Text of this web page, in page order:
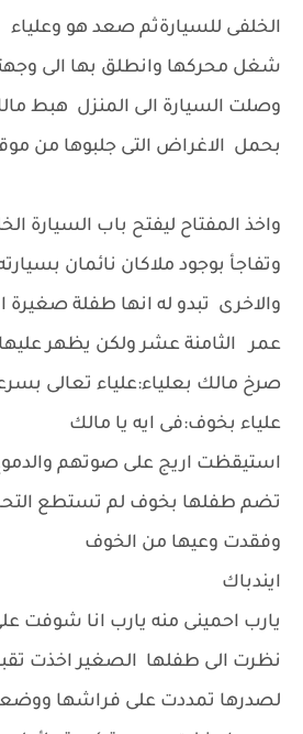
الخلفى للسيارةثم صعد هو وعلياء
شغل محركها وانطلق بها الى
وصلت السيارة الى المنزل هبط
بحمل الاغراض التى جلبوها من
واخذ المفتاح ليفتح باب السيارة
وتفاجأ بوجود ملاكان نائمان
والاخرى تبدو له انها طفلة
عمر الثامنة عشر ولكن يظهر
صرخ مالك بعلياء:علياء تعالى
علياء بخوف:فى ايه يا مالك
استيقظت اريج على صوتهم
تضم طفلها بخوف لم تستطع
وفقدت وعيها من الخوف
ايندباك
يارب احمينى منه يارب انا شوفت
نظرت الى طفلها الصغير اخذت
لصدرها تمددت على فراشها